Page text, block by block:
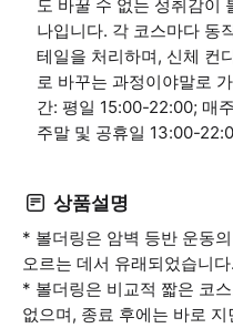
도 바꿀 수 없는 성취감이
나입니다. 각 코스마다 동
테일을 처리하며, 신체 컨
로 바꾸는 과정이야말로
간: 평일 15:00-22:00; 매
주말 및 공휴일 13:00-
상품설명
* 볼더링은 암벽 등반 운동
오르는 데서 유래되었습니다.
* 볼더링은 비교적 짧은 코
없으며, 종료 후에는 바로